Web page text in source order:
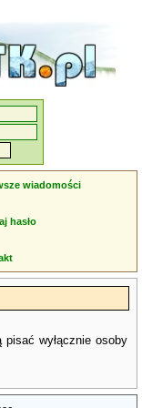
wiadomości
hasło
pisać wyłącznie osoby